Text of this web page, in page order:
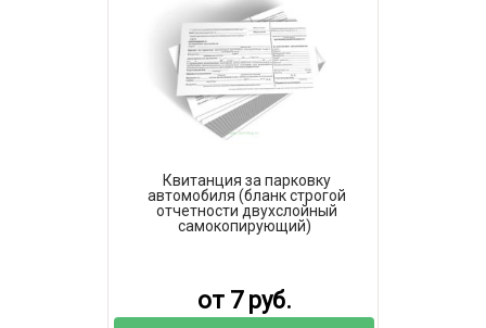
Квитанция за парковку
автомобиля (бланк строгой
отчетности двухслойный
самокопирующий)
от 7 руб.